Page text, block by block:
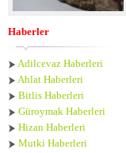
Haberler
Adilcevaz Haberleri
Ahlat Haberleri
Bitlis Haberleri
Güroymak Haberleri
Hizan Haberleri
Mutki Haberleri